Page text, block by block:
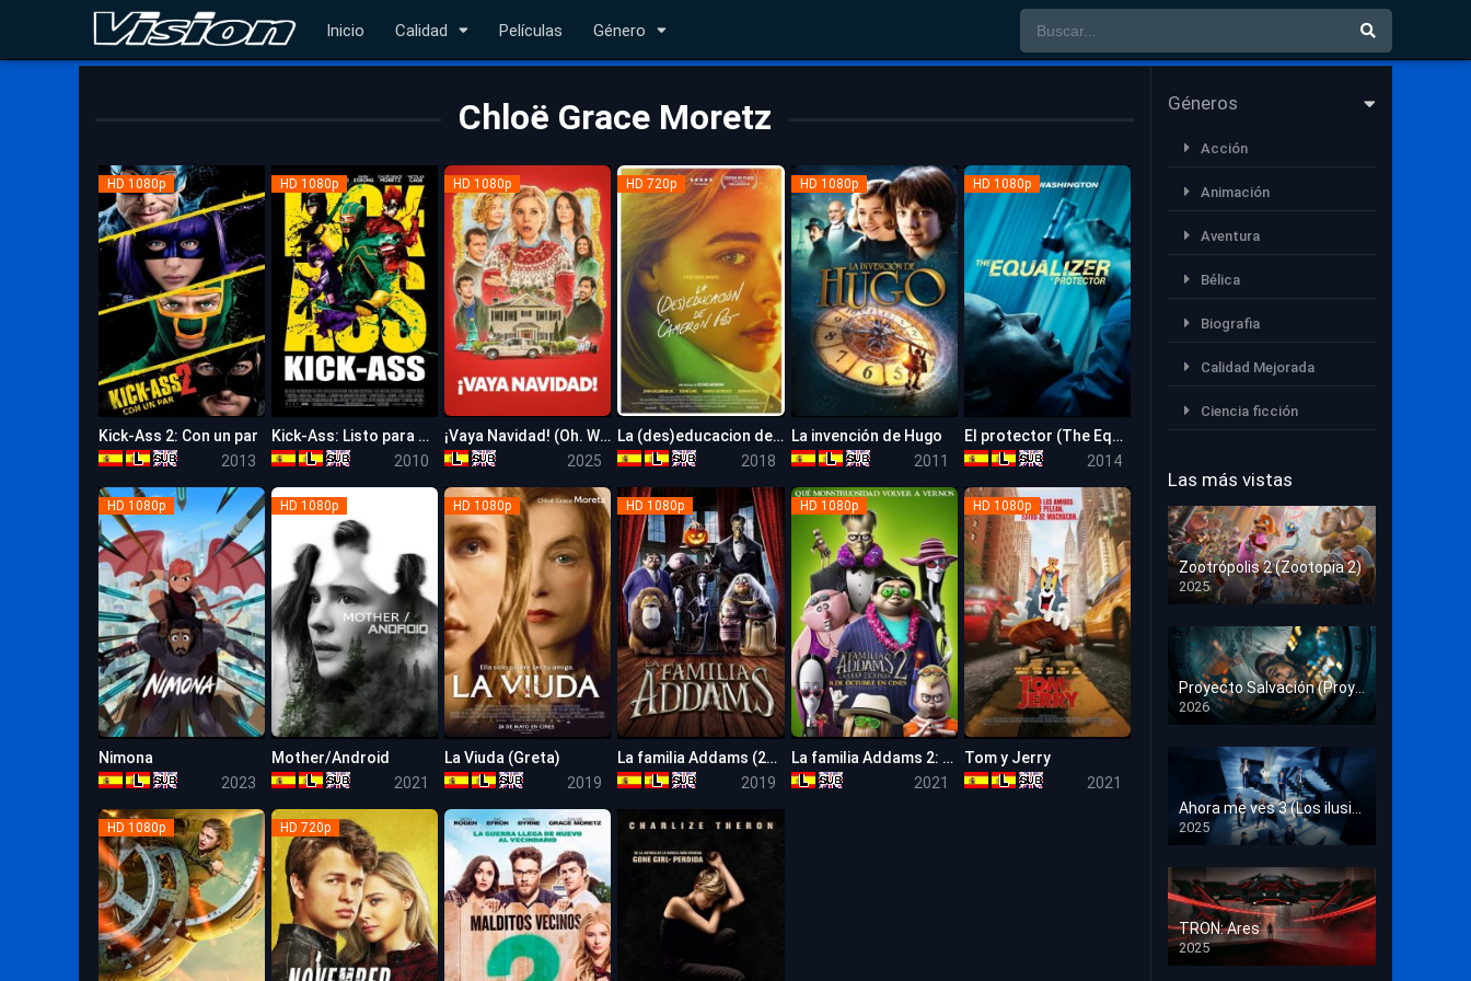
Inicio Calidad Películas Género
Chloë Grace Moretz
HD 1080p
Kick-Ass 2: Con un par
2013
HD 1080p
Kick-Ass: Listo para machacar
2010
HD 1080p
¡Vaya Navidad! (Oh. What. Fun)
2025
HD 720p
La (des)educacion de Cameron Post
2018
7.5
HD 1080p
La invención de Hugo
2011
7.2
HD 1080p
El protector (The Equalizer)
2014
HD 1080p
Nimona
2023
HD 1080p
Mother/Android
2021
HD 1080p
La Viuda (Greta)
2019
5.8
HD 1080p
La familia Addams (2019)
2019
HD 1080p
La familia Addams 2: La Gran Escapada
2021
HD 1080p
Tom y Jerry
2021
HD 1080p HD 720p
Géneros
Acción
Animación
Aventura
Bélica
Biografia
Calidad Mejorada
Ciencia ficción
Deporte
Documental
Drama
Estrénos en Cine
Familia
Familiar
Fantasía
Guerra
Historia
Misterio
Las más vistas
Zootrópolis 2 (Zootopia 2)
2025
HD 1080p
2026
HD 1080p
2025
HD 1080p
TRON: Ares
2025
HD 1080p